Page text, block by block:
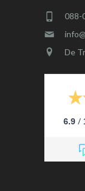
088-
De
6.9 /